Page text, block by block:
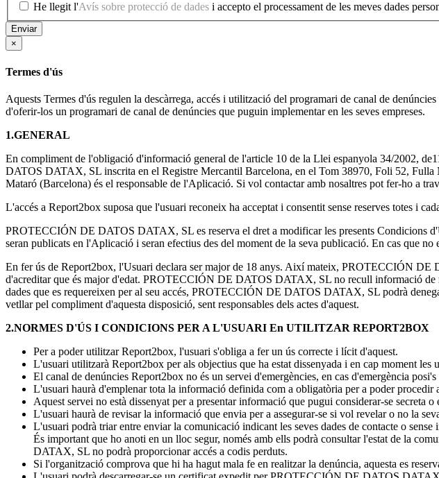
He llegit l'Avís sobre protecció de dades
Enviar
×
Termes d'ús
Aquests Termes d'ús regulen la descàrrega, accés i utilització del programari de canal de
d'oferir-los un programari de canal de denúncies que puguin implementar en les seves empreses.
1.GENERAL
En compliment de l'obligació d'informació general de l'article 10 de la Llei espanyola 34/2002,
DATOS DATAX, SL inscrita en el Registre Mercantil Barcelona, en el Tom 38970, Foli 52,
Mataró (Barcelona) és el responsable de l'Aplicació. Si vol contactar amb nosaltres pot fer-ho a
L'accés a Report2box suposa que l'usuari reconeix ha acceptat i consentit sense reserves totes i
PROTECCIÓN DE DATOS DATAX, SL es reserva el dret a modificar les presents Condicions
seran publicats en l'Aplicació i seran efectius des del moment de la seva publicació. En cas que
En fer ús de Report2box, l'Usuari declara ser major de 18 anys. Així mateix, PROTECCIÓN
d'acreditar que és major d'edat. PROTECCIÓN DE DATOS DATAX, SL no recull informació de
dades que es requereixen per al seu accés, PROTECCIÓN DE DATOS DATAX, SL podrà
vetllar pel compliment d'aquesta disposició, sent responsables dels actes d'aquest.
2.NORMES D'ÚS I CONDICIONS PER A L'USUARI En UTILITZAR REPORT2BOX
Per a poder utilitzar Report2box, l'usuari s'obliga a fer un ús correcte i lícit d'aquest.
L'usuari utilitzarà Report2box per als objectius que ha estat dissenyada i en cap moment les
El canal de denúncies Report2box no és un servei d'emergències, en cas d'emergència
L'usuari haurà d'emplenar tota la informació definida com a obligatòria per a poder procedir
Aquest servei no està dissenyat per a presentar informació que pugui considerar-se secreta
L'usuari haurà de revisar la informació que envia per a assegurar-se si vol revelar o no la
L'usuari podrà triar entre enviar la comunicació indicant les seves dades de contacte o
És important que ho anoti en un lloc segur, només amb ells podrà consultar l'estat de la
DATAX, SL no podrà proporcionar accés a codis perduts.
Si l'organització comprova que hi ha hagut mala fe en realitzar la denúncia, aquesta es